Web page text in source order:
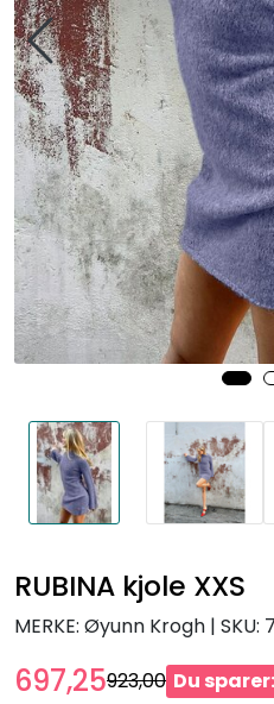
RUBINA kjole XXS
MERKE: Øyunn Krogh | SKU:
697,25923,00 Du